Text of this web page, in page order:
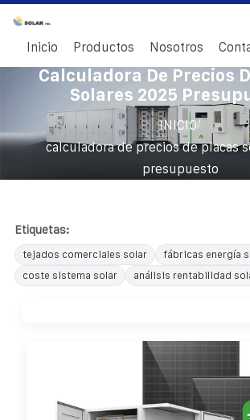
Inicio Productos Nosotros
Calculadora De Precios
Solares 2025
INICIO/
calculadora de precios de placas
presupuesto
Etiquetas:
tejados comerciales solar
fábricas energía
coste sistema solar
análisis rentabilidad